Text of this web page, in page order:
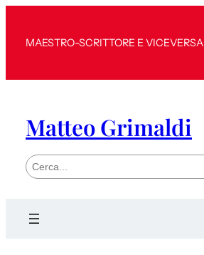
MAESTRO-SCRITTORE E VICEVERSA
Matteo Grimaldi
S
e